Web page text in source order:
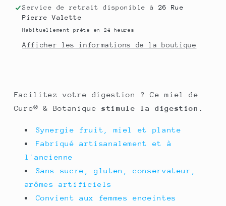
g
g
Service de retrait disponible à 26 Rue
Pierre Valette
Habituellement prête en 24 heures
Afficher les informations de la boutique
Facilitez votre digestion ? Ce miel de
Cure® & Botaniquestimule la digestion.
Synergie fruit, miel et plante
Fabriqué artisanalement et à
l'ancienne
Sans sucre, gluten, conservateur,
arômes artificiels
Convient aux femmes enceintes